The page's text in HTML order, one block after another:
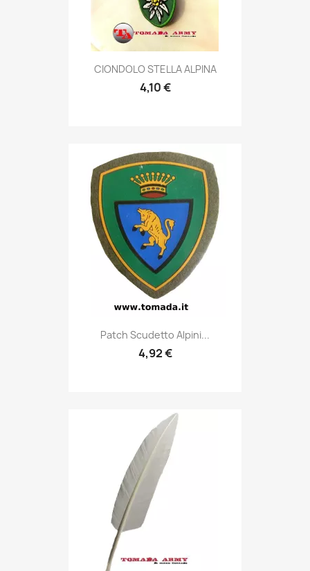
Anteprima
CIONDOLO STELLA ALPINA
4,10 €
Anteprima
Patch Scudetto Alpini...
4,92 €